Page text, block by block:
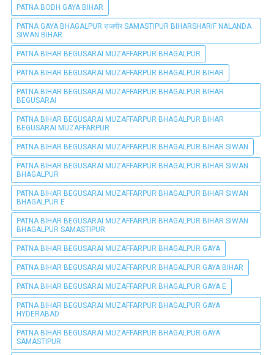
PATNA BODH GAYA BIHAR
PATNA GAYA BHAGALPUR राजगीर SAMASTIPUR BIHARSHARIF NALANDA
SIWAN BIHAR
PATNA BIHAR BEGUSARAI MUZAFFARPUR BHAGALPUR
PATNA BIHAR BEGUSARAI MUZAFFARPUR BHAGALPUR BIHAR
PATNA BIHAR BEGUSARAI MUZAFFARPUR BHAGALPUR BIHAR
BEGUSARAI
PATNA BIHAR BEGUSARAI MUZAFFARPUR BHAGALPUR BIHAR
BEGUSARAI MUZAFFARPUR
PATNA BIHAR BEGUSARAI MUZAFFARPUR BHAGALPUR BIHAR SIWAN
PATNA BIHAR BEGUSARAI MUZAFFARPUR BHAGALPUR BIHAR SIWAN
BHAGALPUR
PATNA BIHAR BEGUSARAI MUZAFFARPUR BHAGALPUR BIHAR SIWAN
BHAGALPUR E
PATNA BIHAR BEGUSARAI MUZAFFARPUR BHAGALPUR BIHAR SIWAN
BHAGALPUR SAMASTIPUR
PATNA BIHAR BEGUSARAI MUZAFFARPUR BHAGALPUR GAYA
PATNA BIHAR BEGUSARAI MUZAFFARPUR BHAGALPUR GAYA BIHAR
PATNA BIHAR BEGUSARAI MUZAFFARPUR BHAGALPUR GAYA E
PATNA BIHAR BEGUSARAI MUZAFFARPUR BHAGALPUR GAYA
HYDERABAD
PATNA BIHAR BEGUSARAI MUZAFFARPUR BHAGALPUR GAYA
SAMASTIPUR